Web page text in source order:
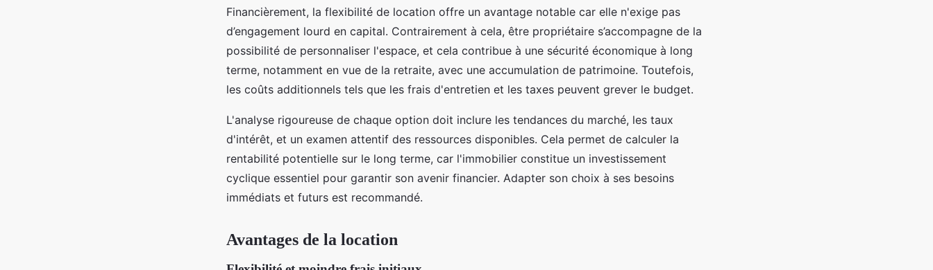
Financièrement, la flexibilité de location offre un avantage notable car elle n'exige pas
d’engagement lourd en capital. Contrairement à cela, être propriétaire s’accompagne de la
possibilité de personnaliser l'espace, et cela contribue à une sécurité économique à long
terme, notamment en vue de la retraite, avec une accumulation de patrimoine. Toutefois,
les coûts additionnels tels que les frais d'entretien et les taxes peuvent grever le budget.
L'analyse rigoureuse de chaque option doit inclure les tendances du marché, les taux
d'intérêt, et un examen attentif des ressources disponibles. Cela permet de calculer la
rentabilité potentielle sur le long terme, car l'immobilier constitue un investissement
cyclique essentiel pour garantir son avenir financier. Adapter son choix à ses besoins
immédiats et futurs est recommandé.
Avantages de la location